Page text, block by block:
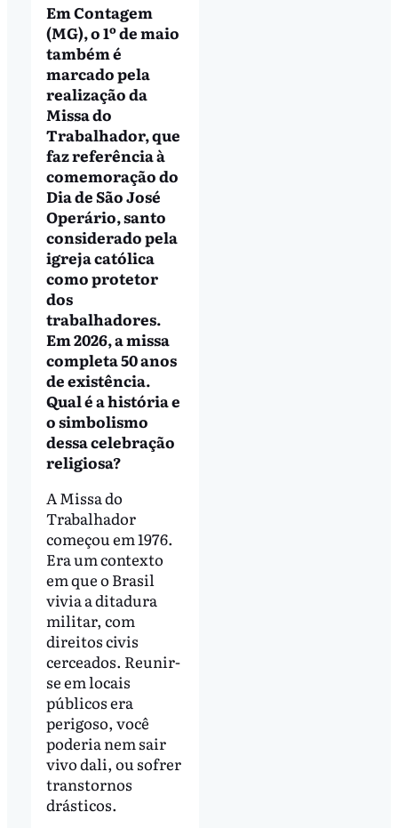
Em Contagem
(MG), o 1º de maio
também é
marcado pela
realização da
Missa do
Trabalhador, que
faz referência à
comemoração do
Dia de São José
Operário, santo
considerado pela
igreja católica
como protetor
dos
trabalhadores.
Em 2026, a missa
completa 50 anos
de existência.
Qual é a história e
o simbolismo
dessa celebração
religiosa?
A Missa do
Trabalhador
começou em 1976.
Era um contexto
em que o Brasil
vivia a ditadura
militar, com
direitos civis
cerceados. Reunir-
se em locais
públicos era
perigoso, você
poderia nem sair
vivo dali, ou sofrer
transtornos
drásticos.